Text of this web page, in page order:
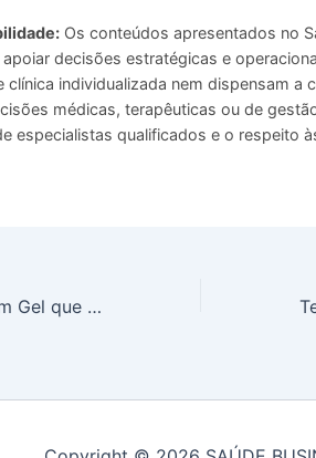
Os conteúdos apresentados no
decisões estratégicas e
clínica individualizada nem dispensam a
médicas, terapêuticas ou de
especialistas qualificados e o respeito
Cientistas Desenvolvem Gel que Faz Dentes Crescerem Novamente